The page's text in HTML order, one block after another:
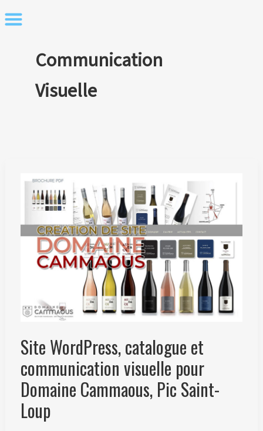
to
Communication
Visuelle
Site WordPress, catalogue et
communication visuelle pour
Domaine Cammaous, Pic Saint-
Loup